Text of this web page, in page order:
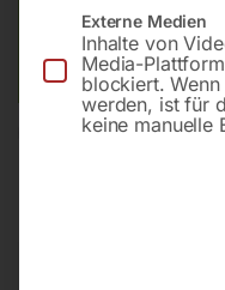
Versandkosten
Bitte beachten Sie: Die
Andere Länder können
Externe Medien
Inhalte von
Media-
blockiert.
werden, ist für
keine manuelle